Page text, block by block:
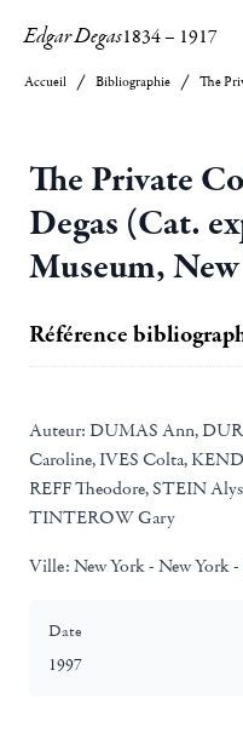
Edgar Degas1834– 1917
Accueil Bibliographie
The Private
Degas (Cat.
Museum,
Référence
Auteur: DUMAS Ann,
Caroline, IVES Colta,
REFF Theodore, STEIN
TINTEROW Gary
Ville: New York - New York
Date
1997